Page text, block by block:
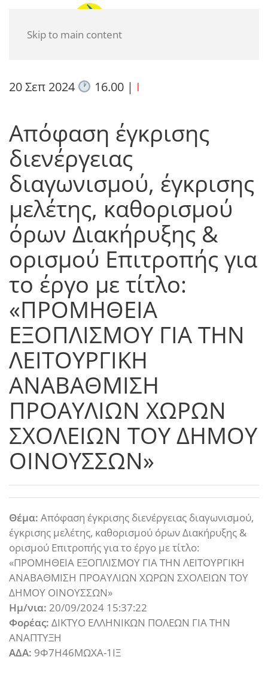
Skip to main content
20 Σεπ 2024 16.00| I
Απόφαση έγκρισης
διενέργειας
διαγωνισμού, έγκρισης
μελέτης, καθορισμού
όρων Διακήρυξης &
ορισμού Επιτροπής για
το έργο με τίτλο:
«ΠΡΟΜΗΘΕΙΑ
ΕΞΟΠΛΙΣΜΟΥ ΓΙΑ ΤΗΝ
ΛΕΙΤΟΥΡΓΙΚΗ
ΑΝΑΒΑΘΜΙΣΗ
ΠΡΟΑΥΛΙΩΝ ΧΩΡΩΝ
ΣΧΟΛΕΙΩΝ ΤΟΥ ΔΗΜΟΥ
ΟΙΝΟΥΣΣΩΝ»
Θέμα: Απόφαση έγκρισης διενέργειας διαγωνισμού,
έγκρισης μελέτης, καθορισμού όρων Διακήρυξης &
ορισμού Επιτροπής για το έργο με τίτλο:
«ΠΡΟΜΗΘΕΙΑ ΕΞΟΠΛΙΣΜΟΥ ΓΙΑ ΤΗΝ ΛΕΙΤΟΥΡΓΙΚΗ
ΑΝΑΒΑΘΜΙΣΗ ΠΡΟΑΥΛΙΩΝ ΧΩΡΩΝ ΣΧΟΛΕΙΩΝ ΤΟΥ
ΔΗΜΟΥ ΟΙΝΟΥΣΣΩΝ»
Ημ/νια: 20/09/2024 15:37:22
Φορέας: ΔΙΚΤΥΟ ΕΛΛΗΝΙΚΩΝ ΠΟΛΕΩΝ ΓΙΑ ΤΗΝ
ΑΝΑΠΤΥΞΗ
ΑΔΑ: 9Φ7Η46ΜΩΧΑ-1ΙΞ